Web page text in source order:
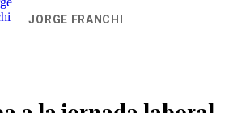
JORGE FRANCHI